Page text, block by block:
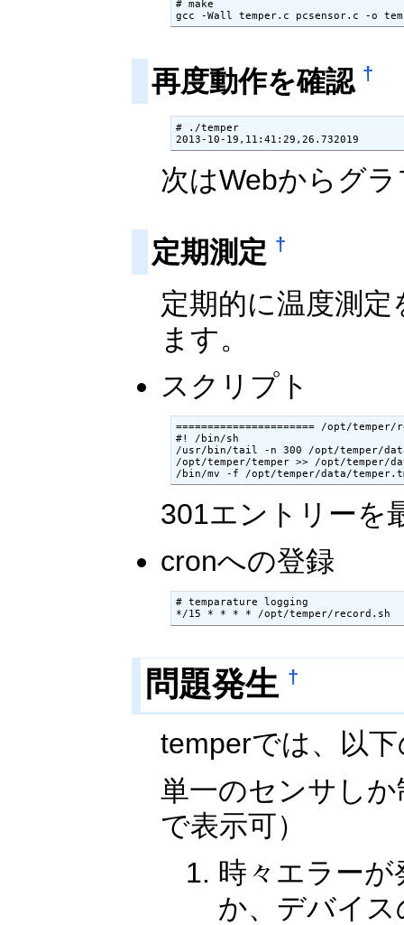
# make
再度動作を確認 †
# ./temper
次はWebからグ
定期測定 †
定期的に温度測
ます。
スクリプト
====================== /opt/temper/
#! /bin/sh
/usr/bin/tail -n 300 /opt/temper/
/opt/temper/temper >> /opt/temper/
301エントリーを
cronへの登録
# temparature logging
問題発生 †
temperでは、以
単一のセンサし
で表示可）
時々エラー
か、デバイ